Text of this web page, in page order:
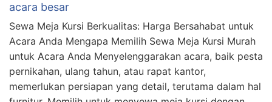
acara besar
Sewa Meja Kursi Berkualitas: Harga Bersahabat untuk
Acara Anda Mengapa Memilih Sewa Meja Kursi Murah
untuk Acara Anda Menyelenggarakan acara, baik pesta
pernikahan, ulang tahun, atau rapat kantor,
memerlukan persiapan yang detail, terutama dalam hal